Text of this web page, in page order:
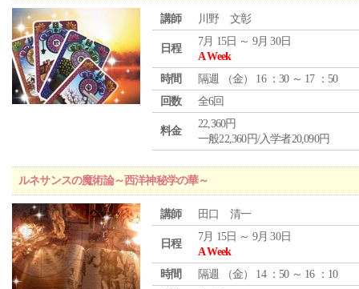
講師 川野 文彰
日程
7月 15日 ～ 9月 30日
A Week
時間
隔週 （金） 16 ：30 ～ 17 ：50
回数
全6回
料金
22,360円
一般22,360円/入学者20,090円
ルネサンスの魔術論～西洋神秘学の華～
講師 田口 清一
日程
7月 15日 ～ 9月 30日
A Week
時間
隔週 （金） 14 ：50 ～ 16 ：10